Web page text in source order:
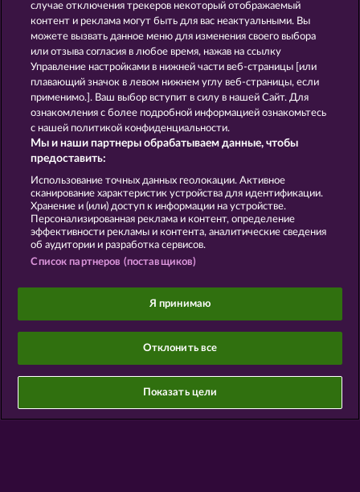
BEER PARTY ATLAS OF LEGENDS
Правила КОНФИДЕНЦИАЛЬНОСТЬ
О компании Компания ЧаВо
Глоссарий Партнерская программа
Facebook
Отправить Запрос об Отказе
Данный портал предназначен исключительно
для развлекательных целей и абсолютно не
влияет на потенциальный успех при игре на
реальные деньги.
случае отключения трекеров некоторый отображаемый
контент и реклама могут быть для вас неактуальными. Вы
можете вызвать данное меню для изменения своего выбора
или отзыва согласия в любое время, нажав на ссылку
Управление настройками в нижней части веб-страницы [или
плавающий значок в левом нижнем углу веб-страницы, если
применимо.]. Ваш выбор вступит в силу в нашей Сайт. Для
ознакомления с более подробной информацией ознакомьтесь
с нашей политикой конфиденциальности.
Мы и наши партнеры обрабатываем данные, чтобы
предоставить:
Использование точных данных геолокации. Активное
сканирование характеристик устройства для идентификации.
Хранение и (или) доступ к информации на устройстве.
Персонализированная реклама и контент, определение
эффективности рекламы и контента, аналитические сведения
об аудитории и разработка сервисов.
Список партнеров (поставщиков)
Я принимаю
Отклонить все
Показать цели